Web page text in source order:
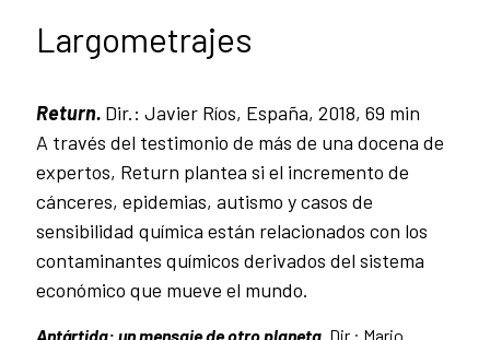
Largometrajes
Return. Dir.: Javier Ríos, España, 2018, 69 min
A través del testimonio de más de una docena de
expertos, Return plantea si el incremento de
cánceres, epidemias, autismo y casos de
sensibilidad química están relacionados con los
contaminantes químicos derivados del sistema
económico que mueve el mundo.
Antártida: un mensaje de otro planeta. Dir.: Mario